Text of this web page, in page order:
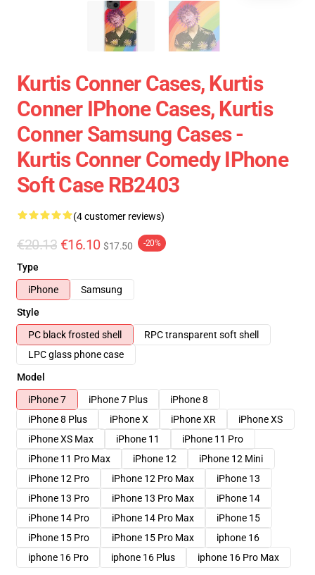
Kurtis Conner Cases, Kurtis
Conner IPhone Cases, Kurtis
Conner Samsung Cases -
Kurtis Conner Comedy IPhone
Soft Case RB2403
(4 customer reviews)
€20.13 €16.10 $17.50 -20%
Type
iPhone
Samsung
Style
PC black frosted shell
RPC transparent soft shell
LPC glass phone case
Model
iPhone 7
iPhone 7 Plus
iPhone 8
iPhone 8 Plus
iPhone X iPhone XR
iPhone XS
iPhone XS Max
iPhone 11
iPhone 11 Pro
iPhone 11 Pro Max
iPhone 12
iPhone 12 Mini
iPhone 12 Pro
iPhone 12 Pro Max
iPhone 13
iPhone 13 Pro
iPhone 13 Pro Max
iPhone 14
iPhone 14 Pro
iPhone 14 Pro Max
iPhone 15
iPhone 15 Pro
iPhone 15 Pro Max
iphone 16
iphone 16 Pro
iphone 16 Plus iphone 16 Pro Max